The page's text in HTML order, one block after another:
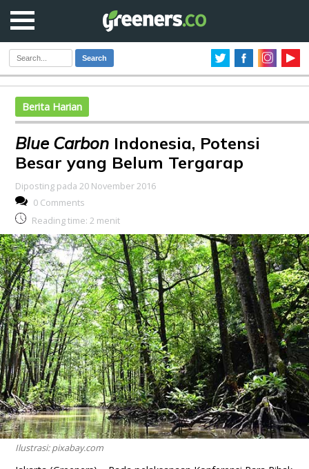
Search
Berita Harian
Blue Carbon Indonesia, Potensi
Besar yang Belum Tergarap
Diposting pada 20 November 2016
0 Comments
Reading time: 2 menit
Ilustrasi: pixabay.com